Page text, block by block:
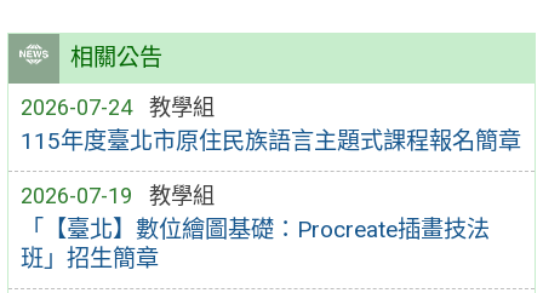
相關公告
2026-07-24 教學組
115年度臺北市原住民族語言主題式課程報名簡章
2026-07-19 教學組
「【臺北】數位繪圖基礎：Procreate插畫技法
班」招生簡章